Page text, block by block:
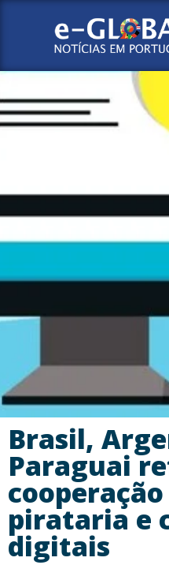
Brasil,
Paraguai
pirataria e
digitais